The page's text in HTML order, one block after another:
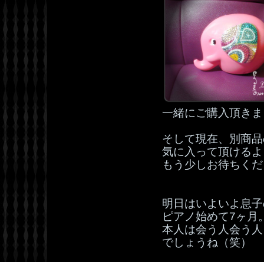
一緒にご購入頂き
そして現在、別商
気に入って頂ける
もう少しお待ちく
明日はいよいよ息
ピアノ始めて7ヶ月
本人は会う人会う
でしょうね（笑）